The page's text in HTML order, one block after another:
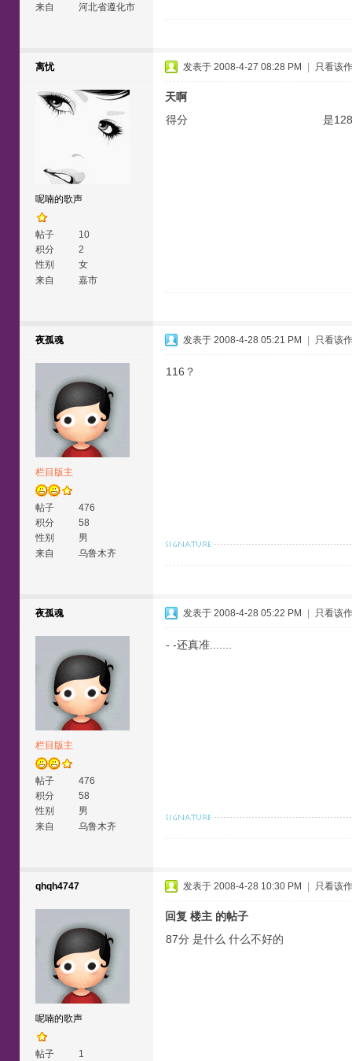
来自
河北省遵化市
离忧
呢喃的歌声
帖子
10
积分
2
性别
女
来自
嘉市
发表于 2008-4-27 08:28 PM 只看该
天啊
得分 是128
夜孤魂
栏目版主
帖子
476
积分
58
性别
男
来自
乌鲁木齐
发表于 2008-4-28 05:21 PM 只看该
116？
夜孤魂
栏目版主
帖子
476
积分
58
性别
男
来自
乌鲁木齐
发表于 2008-4-28 05:22 PM 只看该
- -还真准.......
qhqh4747
呢喃的歌声
帖子
1
发表于 2008-4-28 10:30 PM 只看该
回复 楼主 的帖子
87分 是什么 什么不好的